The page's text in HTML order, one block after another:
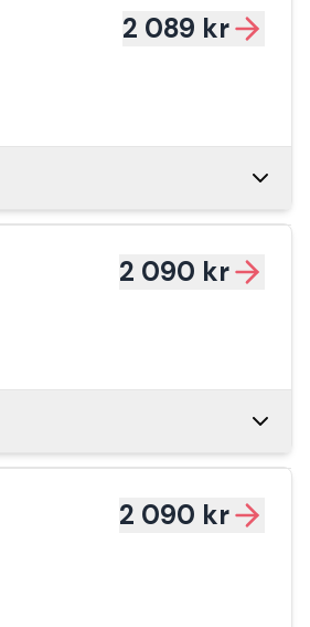
2 089 kr
2 090 kr
2 090 kr